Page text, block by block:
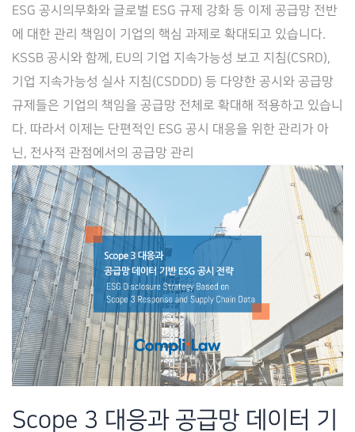
ESG-
컴
플
라
이
언
스
통
합
관
전
ESG 공시의무화와 글로벌 ESG 규제 강화 등 이제 공급망 전반
에 대한 관리 책임이 기업의 핵심 과제로 확대되고 있습니다.
KSSB 공시와 함께, EU의 기업 지속가능성 보고 지침(CSRD),
기업 지속가능성 실사 지침(CSDDD) 등 다양한 공시와 공급망
규제들은 기업의 책임을 공급망 전체로 확대해 적용하고 있습니
다. 따라서 이제는 단편적인 ESG 공시 대응을 위한 관리가 아
닌, 전사적 관점에서의 공급망 관리
Scope 3 대응과 공급망 데이터 기